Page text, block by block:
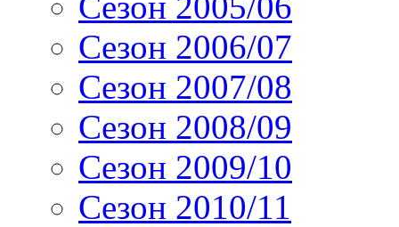
Сезон 2006/07
Сезон 2007/08
Сезон 2008/09
Сезон 2009/10
Сезон 2010/11